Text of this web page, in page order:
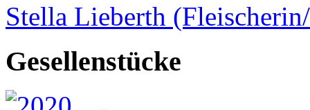
Stella Lieberth
Gesellenstücke